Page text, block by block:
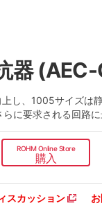
器
し、1005サイズは
に要求される回路に
ROHM Online Store
購入
スカッション